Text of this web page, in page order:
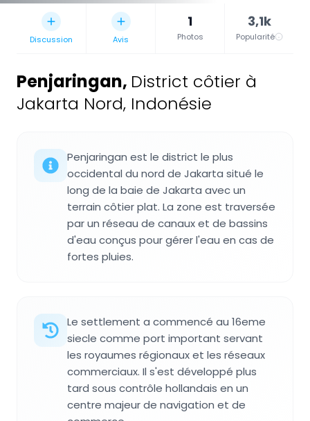
Discussion Avis
1
Photos
3,1k
Popularité
Penjaringan, District côtier à
Jakarta Nord, Indonésie
Penjaringan est le district le plus
occidental du nord de Jakarta situé le
long de la baie de Jakarta avec un
terrain côtier plat. La zone est traversée
par un réseau de canaux et de bassins
d'eau conçus pour gérer l'eau en cas de
fortes pluies.
Le settlement a commencé au 16eme
siecle comme port important servant
les royaumes régionaux et les réseaux
commerciaux. Il s'est développé plus
tard sous contrôle hollandais en un
centre majeur de navigation et de